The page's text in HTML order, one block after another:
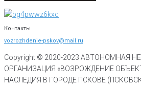
Контакты
vozrozhdenie-pskov@mail.ru
Copyright © 2020-2023 АВТОНОМНАЯ
ОРГАНИЗАЦИЯ «ВОЗРОЖДЕНИЕ
НАСЛЕДИЯ В ГОРОДЕ ПСКОВЕ